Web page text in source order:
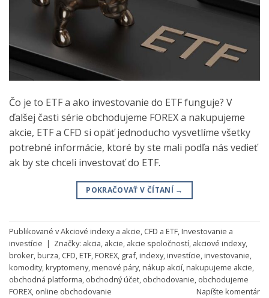
Čo je to ETF a ako investovanie do ETF funguje? V
ďalšej časti série obchodujeme FOREX a nakupujeme
akcie, ETF a CFD si opäť jednoducho vysvetlíme všetky
potrebné informácie, ktoré by ste mali podľa nás vedieť
ak by ste chceli investovať do ETF.
POKRAČOVAŤ V ČÍTANÍ →
Publikované vAkciové indexy a akcie, CFD a ETF,Investovanie a
investície | Značky: akcia, akcie, akcie spoločností, akciové indexy,
broker,burza, CFD,ETF,FOREX, graf,indexy,investície,investovanie,
komodity,kryptomeny,menové páry,nákup akcií,nakupujeme akcie,
obchodná platforma, obchodný účet, obchodovanie, obchodujeme
FOREX, online obchodovanie Napíšte komentár